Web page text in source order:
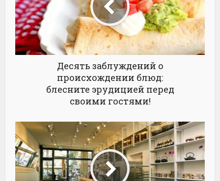
Десять заблуждений о
происхождении блюд:
блесните эрудицией перед
своими гостями!